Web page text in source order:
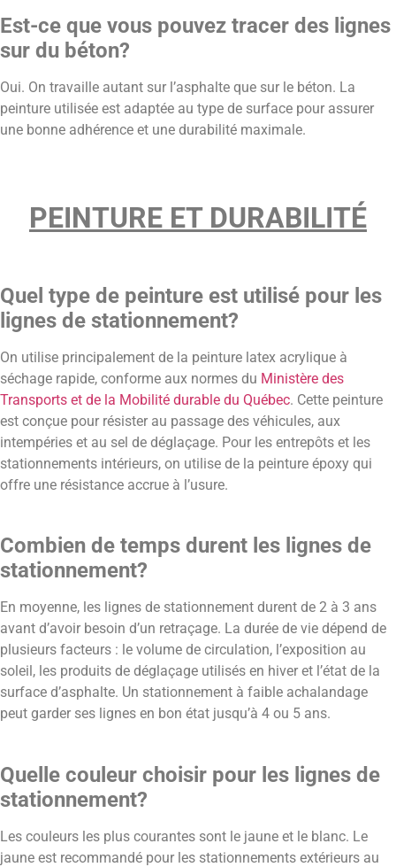
Est-ce que vous pouvez tracer des lignes
sur du béton?
Oui. On travaille autant sur l’asphalte que sur le béton. La
peinture utilisée est adaptée au type de surface pour assurer
une bonne adhérence et une durabilité maximale.
PEINTURE ET DURABILITÉ
Quel type de peinture est utilisé pour les
lignes de stationnement?
On utilise principalement de la peinture latex acrylique à
séchage rapide, conforme aux normes du Ministère des
Transports et de la Mobilité durable du Québec. Cette peinture
est conçue pour résister au passage des véhicules, aux
intempéries et au sel de déglaçage. Pour les entrepôts et les
stationnements intérieurs, on utilise de la peinture époxy qui
offre une résistance accrue à l’usure.
Combien de temps durent les lignes de
stationnement?
En moyenne, les lignes de stationnement durent de 2 à 3 ans
avant d’avoir besoin d’un retraçage. La durée de vie dépend de
plusieurs facteurs : le volume de circulation, l’exposition au
soleil, les produits de déglaçage utilisés en hiver et l’état de la
surface d’asphalte. Un stationnement à faible achalandage
peut garder ses lignes en bon état jusqu’à 4 ou 5 ans.
Quelle couleur choisir pour les lignes de
stationnement?
Les couleurs les plus courantes sont le jaune et le blanc. Le
jaune est recommandé pour les stationnements extérieurs au